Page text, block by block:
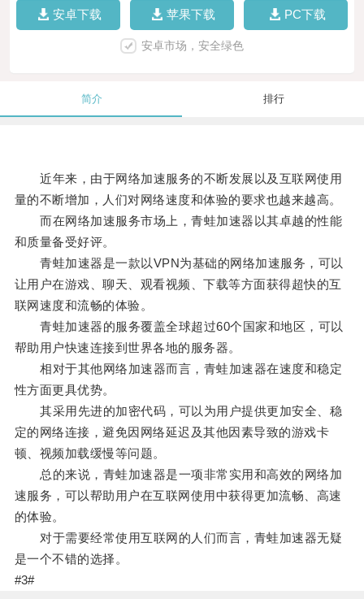
安卓下载 苹果下载 PC下载
安卓市场，安全绿色
简介 排行
近年来，由于网络加速服务的不断发展以及互联网使用
量的不断增加，人们对网络速度和体验的要求也越来越高。
而在网络加速服务市场上，青蛙加速器以其卓越的性能
和质量备受好评。
青蛙加速器是一款以VPN为基础的网络加速服务，可以
让用户在游戏、聊天、观看视频、下载等方面获得超快的互
联网速度和流畅的体验。
青蛙加速器的服务覆盖全球超过60个国家和地区，可以
帮助用户快速连接到世界各地的服务器。
相对于其他网络加速器而言，青蛙加速器在速度和稳定
性方面更具优势。
其采用先进的加密代码，可以为用户提供更加安全、稳
定的网络连接，避免因网络延迟及其他因素导致的游戏卡
顿、视频加载缓慢等问题。
总的来说，青蛙加速器是一项非常实用和高效的网络加
速服务，可以帮助用户在互联网使用中获得更加流畅、高速
的体验。
对于需要经常使用互联网的人们而言，青蛙加速器无疑
是一个不错的选择。
#3#